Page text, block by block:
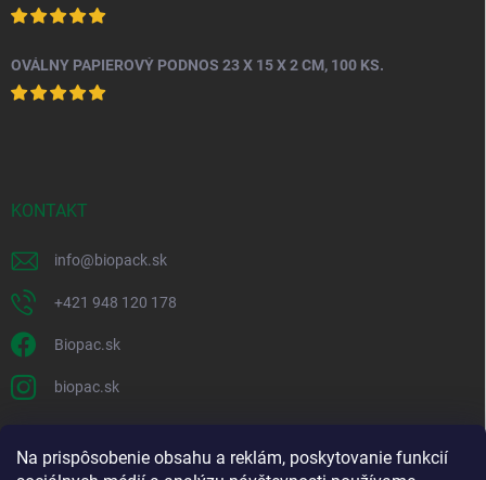
Na prispôsobenie obsahu a reklám, poskytovanie funkcií
OVÁLNY PAPIEROVÝ PODNOS 23 X 15 X 2 CM, 100 KS.
KONTAKT
info@biopack.sk
+421 948 120 178
Biopac.sk
biopac.sk
Good E-shops have logic. SALELOGICS